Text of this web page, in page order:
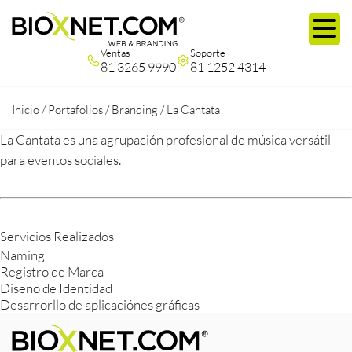
Ventas
81 3265 9990
Soporte
81 1252 4314
Inicio /Portafolios /Branding /La Cantata
La Cantata es una agrupación profesional de música versátil
para eventos sociales.
Servicios Realizados
Naming
Registro de Marca
Diseño de Identidad
Desarrorllo de aplicaciónes gráficas